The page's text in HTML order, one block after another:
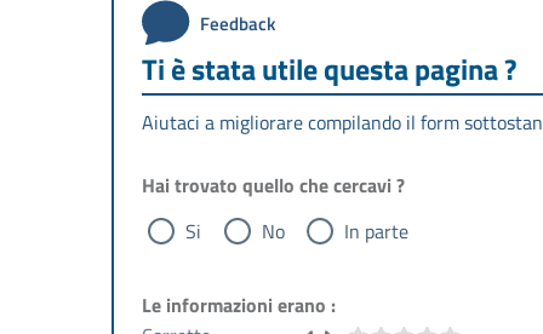
Feedback
Ti è stata utile questa pagina ?
Aiutaci a migliorare compilando il form
Hai trovato quello che cercavi ?
Si
No In parte
Le informazioni erano :